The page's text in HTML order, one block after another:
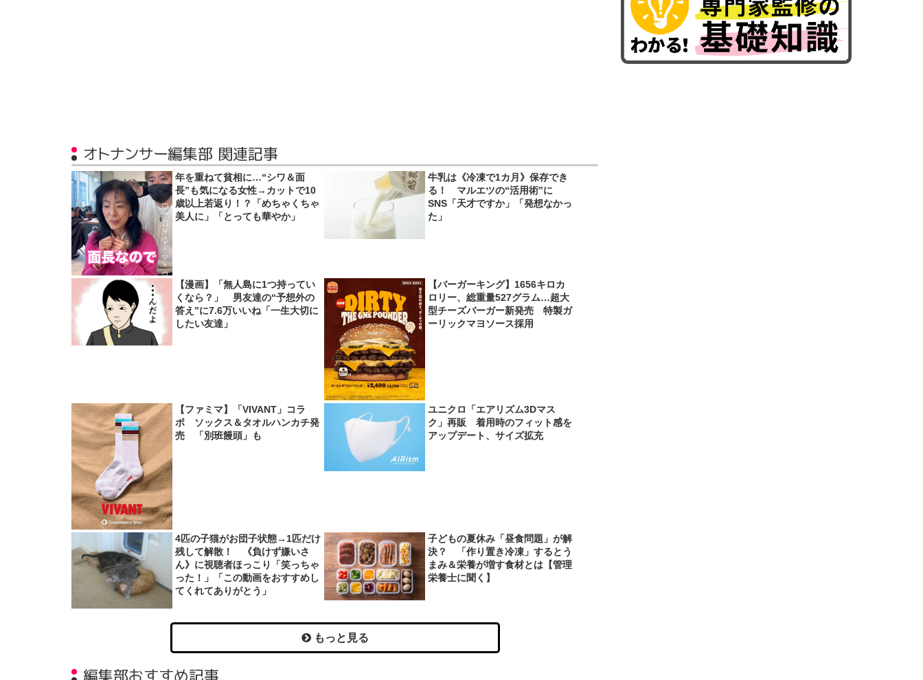
オトナンサー編集部 関連記事
年を重ねて貧相に…“シワ＆面
長”も気になる女性→カットで10
歳以上若返り！？「めちゃくちゃ
美人に」「とっても華やか」
牛乳は《冷凍で1カ月》保存でき
る！ マルエツの“活用術”に
SNS「天才ですか」「発想なかっ
た」
【漫画】「無人島に1つ持ってい
くなら？」 男友達の“予想外の
答え”に7.6万いいね「一生大切に
したい友達」
【バーガーキング】1656キロカ
ロリー、総重量527グラム…超大
型チーズバーガー新発売 特製ガ
ーリックマヨソース採用
【ファミマ】「VIVANT」コラ
ボ ソックス＆タオルハンカチ発
売 「別班饅頭」も
ユニクロ「エアリズム3Dマス
ク」再販 着用時のフィット感を
アップデート、サイズ拡充
4匹の子猫がお団子状態→1匹だけ
残して解散！ 《負けず嫌いさ
ん》に視聴者ほっこり「笑っちゃ
った！」「この動画をおすすめし
てくれてありがとう」
子どもの夏休み「昼食問題」が解
決？ 「作り置き冷凍」するとう
まみ＆栄養が増す食材とは【管理
栄養士に聞く】
もっと見る
編集部おすすめ記事